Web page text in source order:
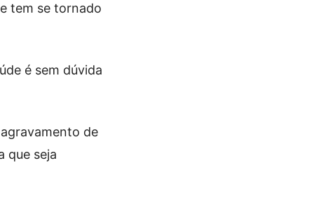
tem se tornado
é sem dúvida
de
que seja